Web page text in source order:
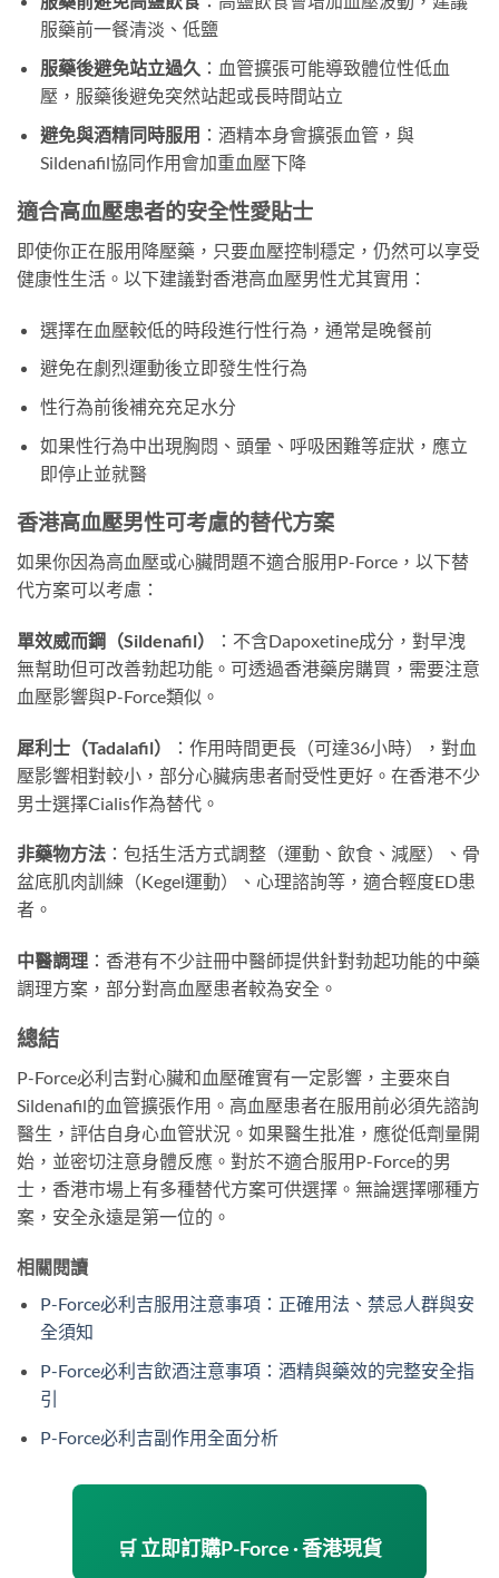
服藥前一餐清淡、低鹽
服藥後避免站立過久 ：血管擴張可能導致體位性低血
壓，服藥後避免突然站起或長時間站立
避免與酒精同時服用 ：酒精本身會擴張血管，與
Sildenafil協同作用會加重血壓下降
適合高血壓患者的安全性愛貼士
即使你正在服用降壓藥，只要血壓控制穩定，仍然可以享受
健康性生活。以下建議對香港高血壓男性尤其實用：
選擇在血壓較低的時段進行性行為，通常是晚餐前
避免在劇烈運動後立即發生性行為
性行為前後補充充足水分
如果性行為中出現胸悶、頭暈、呼吸困難等症狀，應立
即停止並就醫
香港高血壓男性可考慮的替代方案
如果你因為高血壓或心臟問題不適合服用P-Force，以下替
代方案可以考慮：
單效威而鋼（Sildenafil）
：不含Dapoxetine成分，對早洩
無幫助但可改善勃起功能。可透過香港藥房購買，需要注意
血壓影響與P-Force類似。
犀利士（Tadalafil）
：作用時間更長（可達36小時），對血
壓影響相對較小，部分心臟病患者耐受性更好。在香港不少
男士選擇Cialis作為替代。
非藥物方法 ：包括生活方式調整（運動、飲食、減壓）、骨
盆底肌肉訓練（Kegel運動）、心理諮詢等，適合輕度ED患
者。
中醫調理 ：香港有不少註冊中醫師提供針對勃起功能的中藥
調理方案，部分對高血壓患者較為安全。
總結
P-Force必利吉對心臟和血壓確實有一定影響，主要來自
Sildenafil的血管擴張作用。高血壓患者在服用前必須先諮詢
醫生，評估自身心血管狀況。如果醫生批准，應從低劑量開
始，並密切注意身體反應。對於不適合服用P-Force的男
士，香港市場上有多種替代方案可供選擇。無論選擇哪種方
案，安全永遠是第一位的。
相關閱讀
P-Force必利吉服用注意事項：正確用法、禁忌人群與安
全須知
P-Force必利吉飲酒注意事項：酒精與藥效的完整安全指
引
P-Force必利吉副作用全面分析
🛒 立即訂購P-Force · 香港現貨